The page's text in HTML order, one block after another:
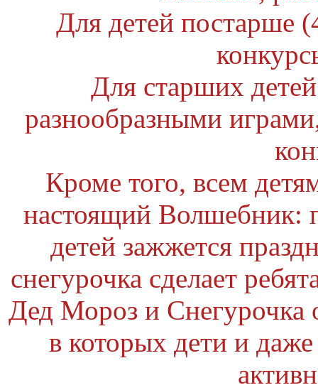
Для детей постарше
Для старших
разнообразными
Кроме того, всем
настоящий Волшебник:
детей зажжется
снегурочка сделает
Дед Мороз и Снегурочка
в которых дети и